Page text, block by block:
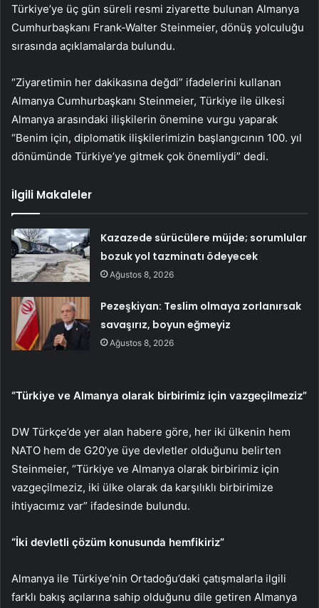
Türkiye’ye üç gün süreli resmi ziyarette bulunan Almanya
Cumhurbaşkanı Frank-Walter Steinmeier, dönüş yolculuğu
sırasında açıklamalarda bulundu.
“Ziyaretimin her dakikasına değdi” ifadelerini kullanan
Almanya Cumhurbaşkanı Steinmeier, Türkiye ile ülkesi
Almanya arasındaki ilişkilerin önemine vurgu yaparak
“Benim için, diplomatik ilişkilerimizin başlangıcının 100. yıl
dönümünde Türkiye’ye gitmek çok önemliydi” dedi.
İlgili Makaleler
Kazazede sürücülere müjde; sorumlular
bozuk yol tazminatı ödeyecek
Ağustos 8, 2026
Pezeşkiyan: Teslim olmaya zorlanırsak
savaşırız, boyun eğmeyiz
Ağustos 8, 2026
“Türkiye ve Almanya olarak birbirimiz için vazgeçilmeziz”
DW Türkçe’de yer alan habere göre, her iki ülkenin hem
NATO hem de G20’ye üye devletler olduğunu belirten
Steinmeier, “Türkiye ve Almanya olarak birbirimiz için
vazgeçilmeziz, iki ülke olarak da karşılıklı birbirimize
ihtiyacımız var” ifadesinde bulundu.
“İki devletli çözüm konusunda hemfikiriz”
Almanya ile Türkiye’nin Ortadoğu’daki çatışmalarla ilgili
farklı bakış açılarına sahip olduğunu dile getiren Almanya